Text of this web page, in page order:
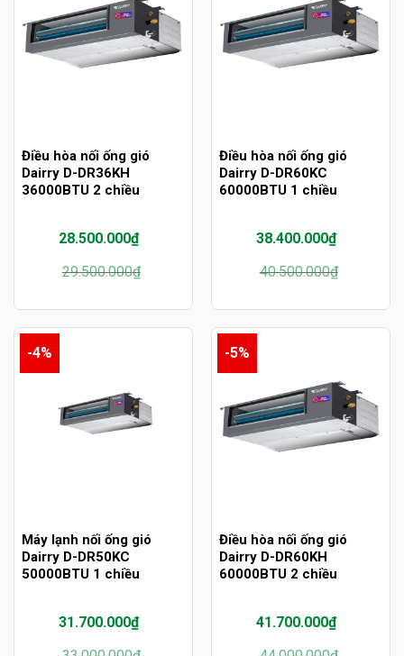
Điều hòa nối ống gió
Dairry D-DR36KH
36000BTU 2 chiều
29.500.000₫
Giá
gốc
29.500.000₫.
28.500.000₫
Giá
hiện
là:
28.500.000₫.
Điều hòa nối ống gió
Dairry D-DR60KC
60000BTU 1 chiều
40.500.000₫
Giá
gốc
40.500.000₫.
38.400.000₫
Giá
hiện
là:
38.400.000₫.
-4%
Máy lạnh nối ống gió
Dairry D-DR50KC
50000BTU 1 chiều
Giá
31.700.000₫
Giá
-5%
Điều hòa nối ống gió
Dairry D-DR60KH
60000BTU 2 chiều
Giá
41.700.000₫
Giá